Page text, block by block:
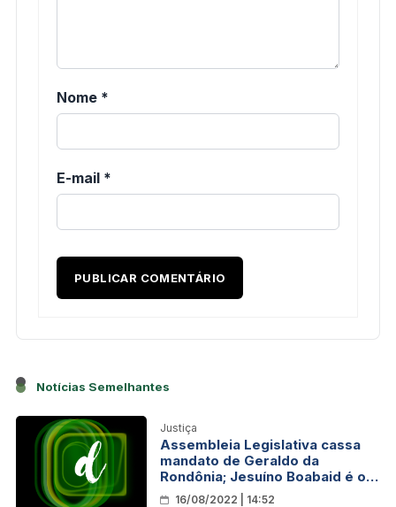
Nome *
E-mail *
Notícias Semelhantes
Justiça
Assembleia Legislativa cassa
mandato de Geraldo da
Rondônia; Jesuíno Boabaid é o
novo deputado estadual
16/08/2022 | 14:52